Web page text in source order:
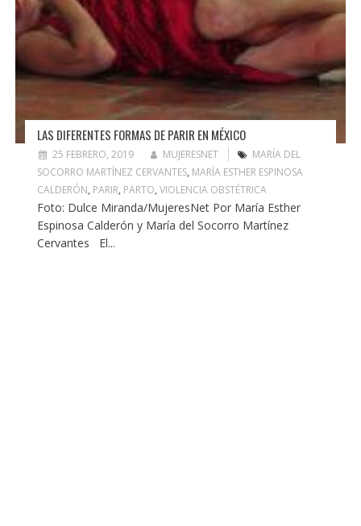
LAS DIFERENTES FORMAS DE PARIR EN MÉXICO
25 FEBRERO, 2019 MUJERESNET
MARÍA DEL
SOCORRO MARTÍNEZ CERVANTES, MARÍA ESTHER ESPINOSA
CALDERÓN, PARIR, PARTO, VIOLENCIA OBSTÉTRICA
Foto: Dulce Miranda/MujeresNet Por María Esther
Espinosa Calderón y María del Socorro Martínez
Cervantes El...